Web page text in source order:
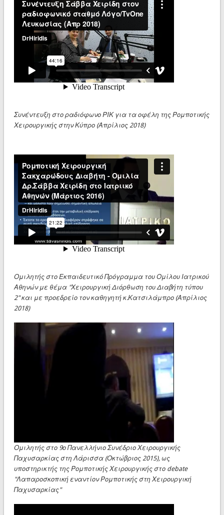
Συνέντευξη στο ραδιόφωνο ΡΙΚ για τα οφέλη της Ρομποτικής
Χειρουργικής στην Κύπρο (Απρίλιος 2018)
Ομιλητής στο Εκπαιδευτικό Πρόγραμμα του Ομίλου Ιατρικού
Αθηνών με θέμα "Χειρουργική Διόρθωση του Διαβήτη τύπου
2" και με προεδρείο τον καθηγητή κ.Κατσιλάμπρο (Απρίλιος
2018)
▶
Ομιλητής στο 9ο Πανελλήνιο Συνέδριο Χειρουργικής
Παχυσαρκίας στη Λάρισσα (Οκτώβριος 2015), ως
υποστηρικτής της Ρομποτικής Χειρουργικής στο debate
"Λαπαροσκοπική εναντίον Ρομποτικής στη Χειρουργική
Παχυσαρκίας"